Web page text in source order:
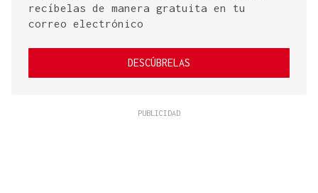
recíbelas de manera gratuita en tu
correo electrónico
DESCÚBRELAS